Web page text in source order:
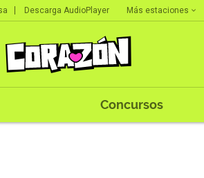
Descarga AudioPlayer Más estaciones
Concursos